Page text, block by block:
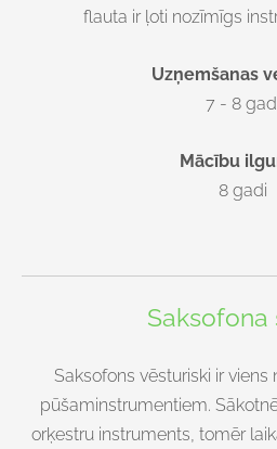
flauta ir ļoti nozīmīgs
Uzņemšanas
7 - 8
Mācību
8 gadi
Saksofona
Saksofons vēsturiski ir viens
pūšaminstrumentiem.
orķestru instruments, tomēr